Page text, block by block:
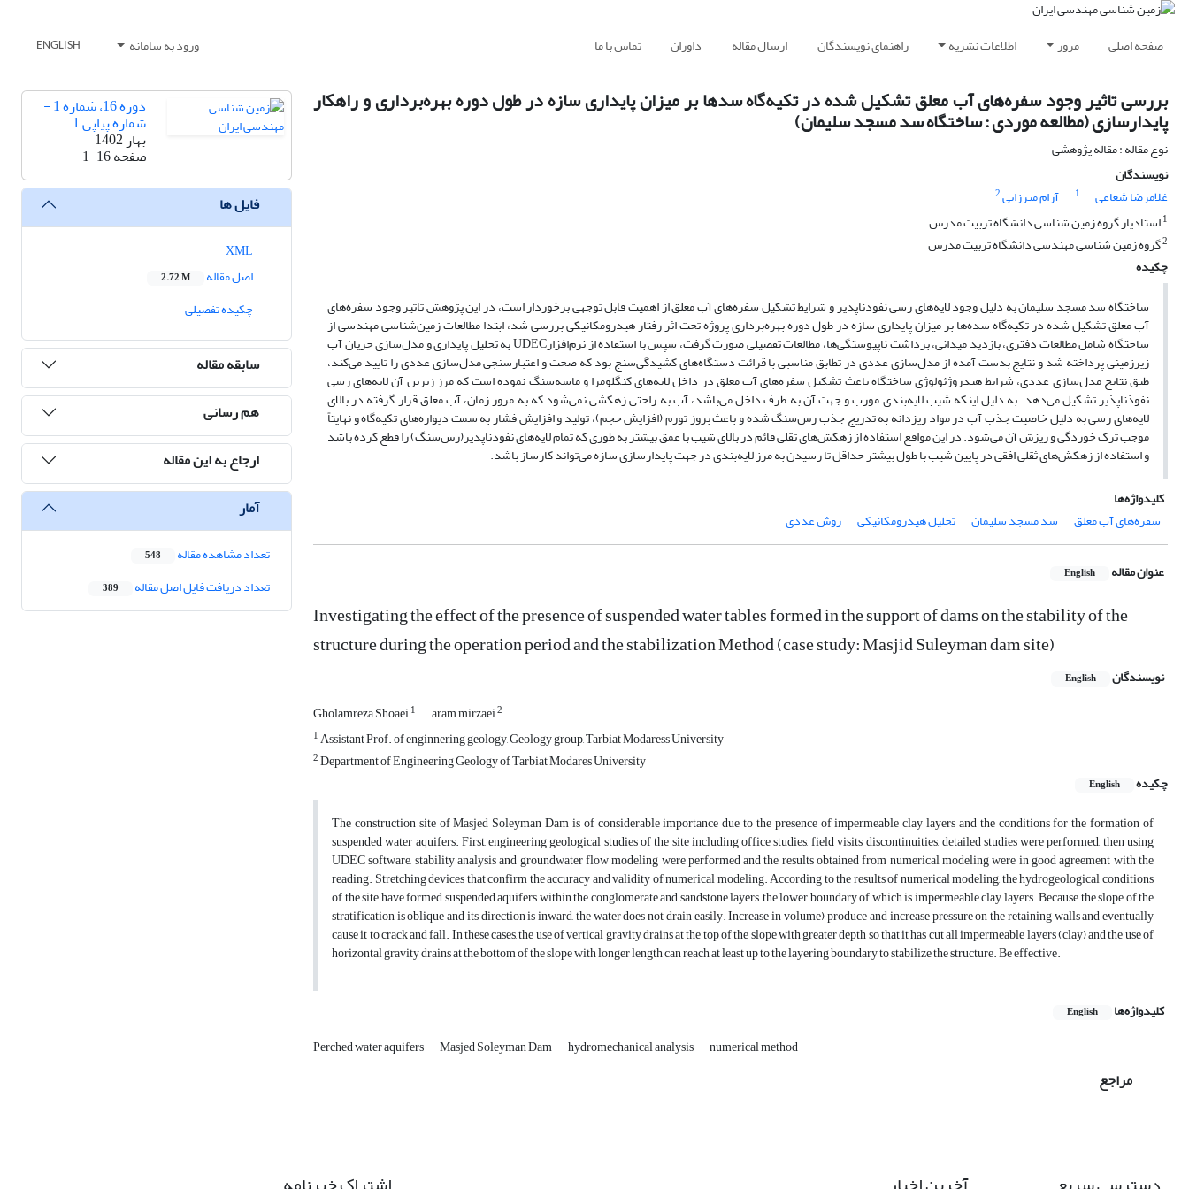
صفحه اصلی مرور اطلاعات نشریه راهنمای نویسندگان ارسال مقاله داوران تماس با ما ورود به سامانه ENGLISH
بررسی تاثیر وجود سفره‌های آب معلق تشکیل شده در تکیه‌گاه سدها بر میزان پایداری سازه در طول دوره بهره‌برداری و راهکار
پایدارسازی (مطالعه موردی : ساختگاه سد مسجد سلیمان)
نوع مقاله : مقاله پژوهشی
نویسندگان
غلامرضا شعاعی
1 آرام میرزایی2
1استادیار گروه زمین شناسی دانشگاه تربیت مدرس
2گروه زمین شناسی مهندسی دانشگاه تربیت مدرس
چکیده
ساختگاه سد مسجد سلیمان به دلیل وجود لایه‌‌های رسی نفوذناپذیر و شرایط تشکیل سفره‌های آب معلق از اهمیت قابل توجهی برخوردار است، در این پژوهش تاثیر وجود سفره‌های
آب معلق تشکیل شده در تکیه‌گاه سده‌ها بر میزان پایداری سازه در طول دوره بهره‌برداری پروژه تحت اثر رفتار هیدرومکانیکی بررسی شد، ابتدا مطالعات زمین‌شناسی مهندسی از
ساختگاه شامل مطالعات دفتری، بازدید میدانی، برداشت ناپیوستگی‌ها، مطالعات تفصیلی صورت گرفت، سپس با استفاده از نرم‌افزارUDEC به تحلیل پایداری و مدل‌سازی جریان آب
زیرزمینی پرداخته شد و نتایج بدست آمده از مدل‌سازی عددی در تطابق مناسبی با قرائت دستگاه‌های کشیدگی‌سنج‌ بود که صحت و اعتبارسنجی مدل‌سازی عددی را تایید می‌کند،
طبق نتایج مدل‌سازی عددی، شرایط هیدروژئولوژی ساختگاه باعث تشکیل سفره‌های آب معلق در داخل لایه‌های کنگلومرا و ماسه‌سنگ نموده است که مرز زیرین آن لایه‌های رسی
نفوذناپذیر تشکیل می‌دهد. به دلیل اینکه شیب لایه‌بندی مورب و جهت آن به طرف داخل می‌باشد، آب به راحتی زهکشی نمی‌شود که به مرور زمان، آب معلق قرار گرفته در بالای
لایه‌های رسی به دلیل خاصیت جذب آب در مواد ریزدانه به تدریج جذب رس‌سنگ شده و باعث بروز تورم (افزایش حجم)، تولید و افزایش فشار به سمت دیواره‌های تکیه‌گاه و نهایتاً
موجب ترک خوردگی و ریزش آن می‌شود. در این مواقع استفاده از زهکش‌های ثقلی قائم در بالای شیب با عمق بیشتر به طوری که تمام لایه‌های نفوذناپذیر(رس‌سنگ) را قطع کرده باشد
و استفاده از زهکش‌های ثقلی افقی در پایین شیب با طول بیشتر حداقل تا رسیدن به مرز لایه‌بندی در جهت پایدارسازی سازه می‌تواند کارساز باشد.
کلیدواژه‌ها
سفره‌های آب معلق
سد مسجد سلیمان تحلیل هیدرومکانیکی روش عددی
عنوان مقاله English
Investigating the effect of the presence of suspended water tables formed in the support of dams on the stability of the
structure during the operation period and the stabilization Method (case study: Masjid Suleyman dam site)
نویسندگان English
Gholamreza Shoaei1 aram mirzaei2
1Assistant Prof. of enginnering geology, Geology group, Tarbiat Modaress University
2Department of Engineering Geology of Tarbiat Modares University
چکیده
English
The construction site of Masjed Soleyman Dam is of considerable importance due to the presence of impermeable clay layers and the conditions for the formation of
suspended water aquifers. First, engineering geological studies of the site including office studies, field visits, discontinuities, detailed studies were performed, then using
UDEC software, stability analysis and groundwater flow modeling were performed and the results obtained from numerical modeling were in good agreement with the
reading. Stretching devices that confirm the accuracy and validity of numerical modeling. According to the results of numerical modeling, the hydrogeological conditions
of the site have formed suspended aquifers within the conglomerate and sandstone layers, the lower boundary of which is impermeable clay layers. Because the slope of the
stratification is oblique and its direction is inward, the water does not drain easily. Increase in volume), produce and increase pressure on the retaining walls and eventually
cause it to crack and fall. In these cases, the use of vertical gravity drains at the top of the slope with greater depth so that it has cut all impermeable layers (clay) and the use of
horizontal gravity drains at the bottom of the slope with longer length can reach at least up to the layering boundary to stabilize the structure. Be effective.
کلیدواژه‌ها English
Perched water aquifers Masjed Soleyman Dam hydromechanical analysis numerical method
مراجع
دوره 16، شماره 1 -
شماره پیاپی 1
بهار 1402
صفحه1-16
فایل ها
اصل مقاله
2.72 M
چکیده تفصیلی
سابقه مقاله
هم رسانی
ارجاع به این مقاله
آمار
تعداد مشاهده مقاله 548
تعداد دریافت فایل اصل مقاله 389